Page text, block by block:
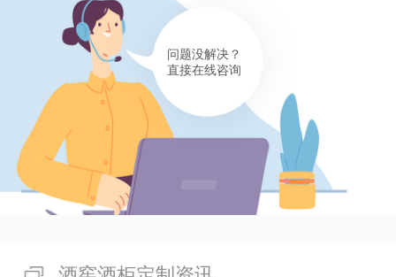
的线上销售传统酒厂提高吸引
有帮助(
158****3767
对于“四川省成都线上销售传
制恒温藏酒窖？”的疑虑情况
酒窖供应商——迈菲酒柜酒窖
窖的价钱很首要，但拣选一家
价钱会因定制时的难解程度、
问题没解决？
直接在线咨询